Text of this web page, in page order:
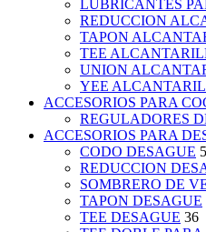
LUBRICANTES
REDUCCION
TAPON
TEE
UNION
YEE
ACCESORIOS PARA
REGULADORES
ACCESORIOS PARA
CODO DESAGUE
REDUCCION
SOMBRERO DE
TAPON DESAGUE
TEE DESAGUE 36